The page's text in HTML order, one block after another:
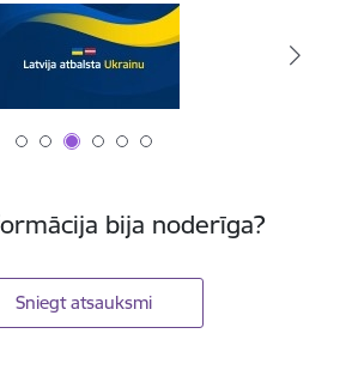
bija noderīga?
Sniegt atsauksmi